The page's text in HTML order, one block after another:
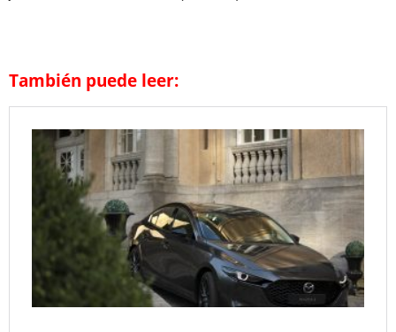
También puede leer: